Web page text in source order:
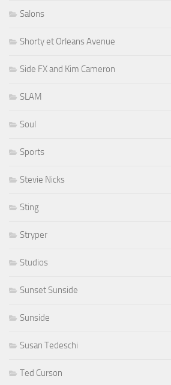
Salons
Shorty et Orleans Avenue
Side FX and Kim Cameron
SLAM
Soul
Sports
Stevie Nicks
Sting
Stryper
Studios
Sunset Sunside
Sunside
Susan Tedeschi
Ted Curson